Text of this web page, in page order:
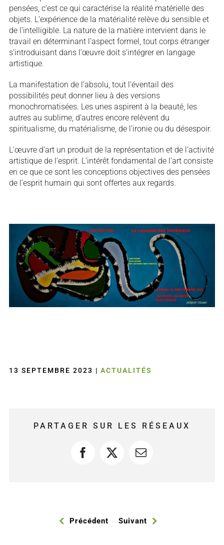
pensées, c’est ce qui caractérise la réalité matérielle des
objets. L’expérience de la matérialité relève du sensible et
de l’intelligible. La nature de la matière intervient dans le
travail en déterminant l’aspect formel, tout corps étranger
s’introduisant dans l’œuvre doit s’intégrer en langage
artistique.
La manifestation de l’absolu, tout l’éventail des
possibilités peut donner lieu à des versions
monochromatisées. Les unes aspirent à la beauté, les
autres au sublime, d’autres encore relèvent du
spiritualisme, du matérialisme, de l’ironie ou du désespoir.
L’œuvre d’art un produit de la représentation et de l’activité
artistique de l’esprit. L’intérêt fondamental de l’art consiste
en ce que ce sont les conceptions objectives des pensées
de l’esprit humain qui sont offertes aux regards.
13 SEPTEMBRE 2023 | ACTUALITÉS
PARTAGER SUR LES RÉSEAUX
Facebook
X Courriel
Précédent Suivant